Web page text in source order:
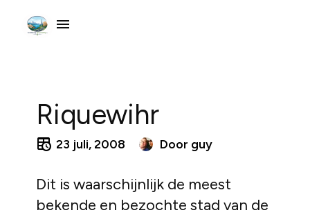
Riquewihr
23 juli, 2008 Door guy
Dit is waarschijnlijk de meest
bekende en bezochte stad van de